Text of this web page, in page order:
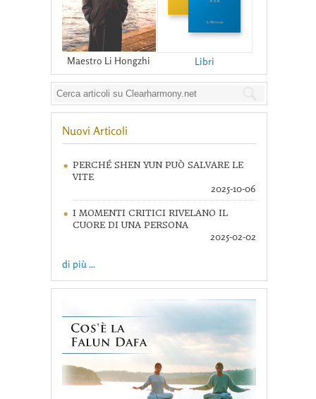
Maestro Li Hongzhi Libri
Nuovi Articoli
PERCHÉ SHEN YUN PUÒ SALVARE LE
VITE
2025-10-06
I MOMENTI CRITICI RIVELANO IL
CUORE DI UNA PERSONA
2025-02-02
di più ...